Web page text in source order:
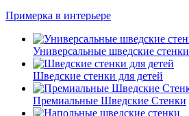
Примерка в интерьере
Универсальные шведские стенки
Шведские стенки для детей
Премиальные Шведские Стенки